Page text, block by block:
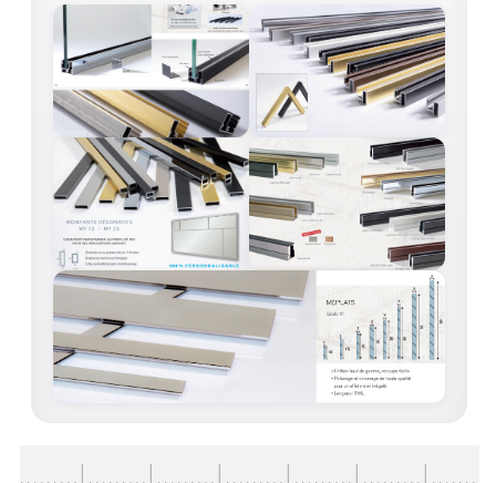
CATALOGUE DE PROFILS ET FIXATION DU
VERRE
LES FIXATIONS POUR MIROIR
LES PROFILS PAROI DE VERRE
VITRINE EN VERRE
CONNECTEURS ET ASSEMBLAGE DE VERRES
PLATS ET CORNIÈRES
LES CHARNIÈRES DE PORTE EN VERRE
BOUTONS ET POIGNÉES